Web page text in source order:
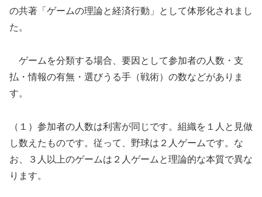
の共著「ゲームの理論と経済行動」として体形化されまし
た。
ゲームを分類する場合、要因として参加者の人数・支
払・情報の有無・選びうる手（戦術）の数などがありま
す。
（１）参加者の人数は利害が同じです。組織を１人と見做
し数えたものです。従って、野球は２人ゲームです。な
お、３人以上のゲームは２人ゲームと理論的な本質で異な
ります。